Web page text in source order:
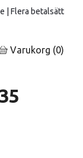
| Flera betalsätt
Varukorg (0)